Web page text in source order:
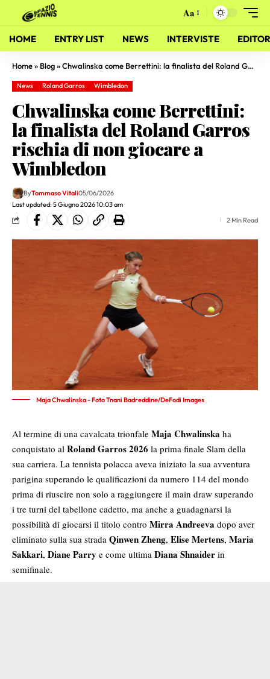
Aa
HOME ENTRY LIST NEWS INTERVISTE
Home» Blog»Chwalinska come Berrettini: la finalista del Roland Garros rischia di non giocare a Wimbledon
News Roland Garros Wimbledon
Chwalinska come Berrettini:
la finalista del Roland Garros
rischia di non giocare a
Wimbledon
Last updated: 5 Giugno 2026 10:03 am
ByTommaso Vitali05/06/2026
2 Min Read
Maja Chwalinska - Foto Tnani Badreddine/DeFodi Images
Al termine di una cavalcata trionfale Maja Chwalinska ha
conquistato al Roland Garros 2026 la prima finale Slam della
sua carriera. La tennista polacca aveva iniziato la sua avventura
parigina superando le qualificazioni da numero 114 del mondo
prima di riuscire non solo a raggiungere il main draw superando
i tre turni del tabellone cadetto, ma anche a guadagnarsi la
possibilità di giocarsi il titolo contro Mirra Andreeva dopo aver
eliminato sulla sua strada Qinwen Zheng, Elise Mertens, Maria
Sakkari, Diane Parry e come ultima Diana Shnaider in
semifinale.